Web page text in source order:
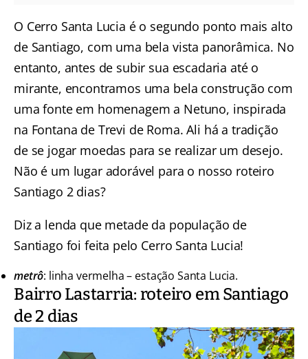
O Cerro Santa Lucia é o segundo ponto mais alto
de Santiago, com uma bela vista panorâmica. No
entanto, antes de subir sua escadaria até o
mirante, encontramos uma bela construção com
uma fonte em homenagem a Netuno, inspirada
na Fontana de Trevi de Roma. Ali há a tradição
de se jogar moedas para se realizar um desejo.
Não é um lugar adorável para o nosso roteiro
Santiago 2 dias?
Diz a lenda que metade da população de
Santiago foi feita pelo Cerro Santa Lucia!
metrô: linha vermelha – estação Santa Lucia.
Bairro Lastarria: roteiro em Santiago
de 2 dias